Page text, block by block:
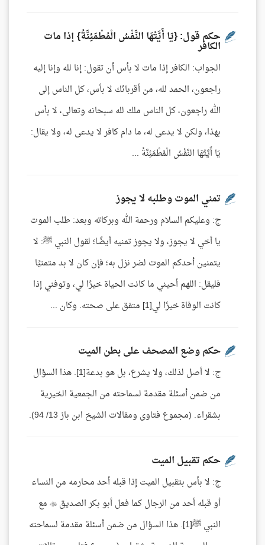
حكم قول: {يَا أَيَّتُهَا النَّفْسُ الْمُطْمَئِنَّةُ} إذا مات
الكافر
الجواب: الكافر إذا مات لا بأس أن تقول: إنا لله وإنا إليه
راجعون، الحمد لله، من أقربائك لا بأس، كل الناس إلى
الله راجعون، كل الناس ملك لله سبحانه وتعالى، لا بأس
بهذا، ولكن لا يدعى له، ما دام كافر لا يدعى له، ولا يقال:
يَا أَيَّتُهَا النَّفْسُ الْمُطْمَئِنَّةُ ...
تمني الموت وطلبه لا يجوز
ج: وعليكم السلام ورحمة الله وبركاته وبعد: طلب الموت
يا أخي لا يجوز، ولا يجوز تمنيه أيضًا؛ لقول النبي ﷺ: لا
يتمنين أحدكم الموت لضر نزل به؛ فإن كان لا بد متمنيًا
فليقل: اللهم أحيني ما كانت الحياة خيرًا لي، وتوفني إذا
كانت الوفاة خيرًا لي[1] متفق على صحته. وكان ...
حكم وضع المصحف على بطن الميت
ج: لا أصل لذلك، ولا يشرع، بل هو بدعة[1]. هذا السؤال
من ضمن أسئلة مقدمة لسماحته من الجمعية الخيرية
بشقراء. (مجموع فتاوى ومقالات الشيخ ابن باز 13/ 94).
حكم تقبيل الميت
ج: لا بأس بتقبيل الميت إذا قبله أحد محارمه من النساء
أو قبله أحد من الرجال كما فعل أبو بكر الصديق  مع
النبي ﷺ[1]. هذا السؤال من ضمن أسئلة مقدمة لسماحته